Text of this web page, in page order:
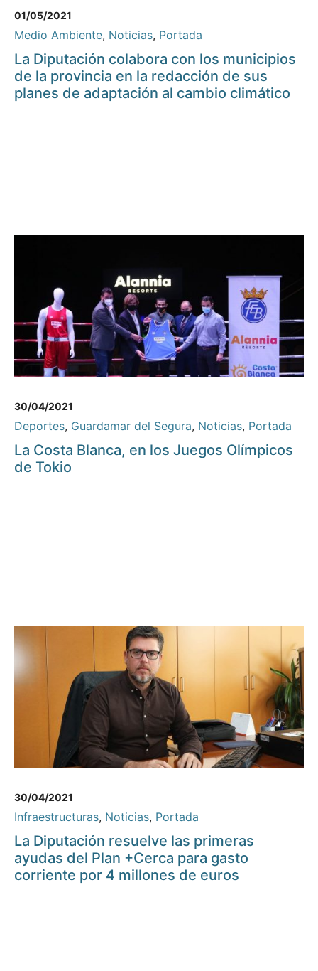
01/05/2021
Medio Ambiente, Noticias, Portada
La Diputación colabora con los municipios
de la provincia en la redacción de sus
planes de adaptación al cambio climático
30/04/2021
Deportes, Guardamar del Segura, Noticias, Portada
La Costa Blanca, en los Juegos Olímpicos
de Tokio
30/04/2021
Infraestructuras, Noticias, Portada
La Diputación resuelve las primeras
ayudas del Plan +Cerca para gasto
corriente por 4 millones de euros